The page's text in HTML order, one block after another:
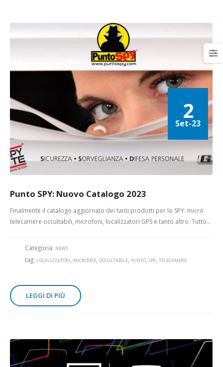
2
Set-23
Punto SPY: Nuovo Catalogo 2023
Finalmente il catalogo aggiornato dei tanti prodotti per lo SPY: micro
telecamere occultabili, microfoni, localizzatori GPS e tanto altro. Tutto...
Categoria: NEWS
tag: LOCALIZZATORI, MICROSPIE, OCCULTABILE, PUNTO, SPY, TELECAMERE
LEGGI DI PIÙ